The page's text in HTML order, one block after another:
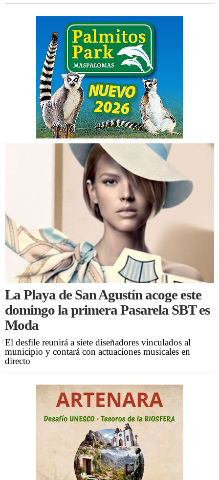
La Playa de San Agustín acoge este
domingo la primera Pasarela SBT es
Moda
El desfile reunirá a siete diseñadores vinculados al
municipio y contará con actuaciones musicales en
directo